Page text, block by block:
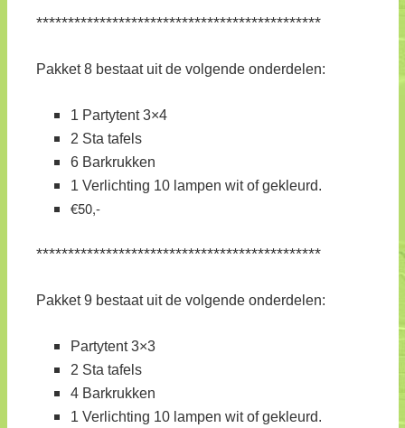
*********************************************
Pakket 8 bestaat uit de volgende onderdelen:
1 Partytent 3×4
2 Sta tafels
6 Barkrukken
1 Verlichting 10 lampen wit of gekleurd.
€50,-
*********************************************
Pakket 9 bestaat uit de volgende onderdelen:
Partytent 3×3
2 Sta tafels
4 Barkrukken
1 Verlichting 10 lampen wit of gekleurd.